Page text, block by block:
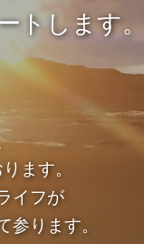
トします。
ます。
イフが
ります。